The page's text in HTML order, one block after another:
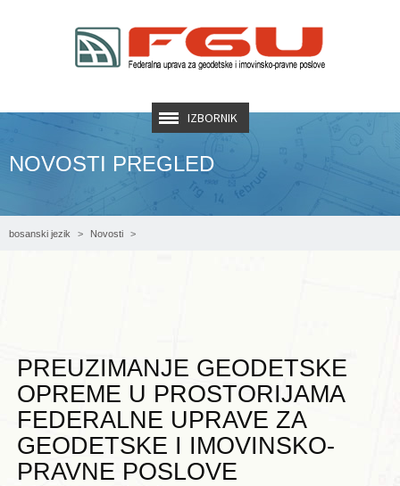
IZBORNIK
NOVOSTI PREGLED
bosanski jezik Novosti
PREUZIMANJE GEODETSKE
OPREME U PROSTORIJAMA
FEDERALNE UPRAVE ZA
GEODETSKE I IMOVINSKO-
PRAVNE POSLOVE